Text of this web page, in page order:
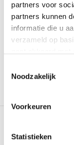
partners voor
partners kunnen
informatie die u
verzameld op
Noodzakelijk
Voorkeuren
Statistieken
Tags
3095056